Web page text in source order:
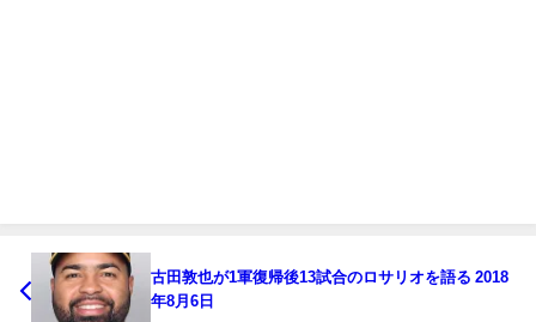
古田敦也が1軍復帰後13試合のロサリオを語る 2018
年8月6日